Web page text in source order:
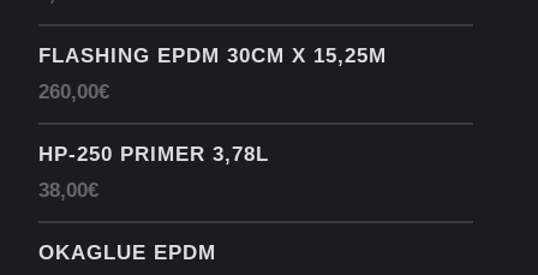
FLASHING EPDM 30CM X 15,25M
260,00€
HP-250 PRIMER 3,78L
38,00€
OKAGLUE EPDM